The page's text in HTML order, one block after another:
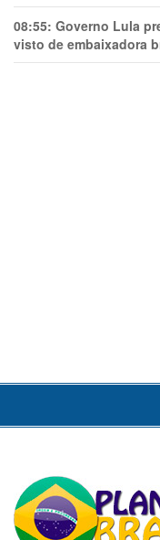
08:55: Governo Lula
visto de embaixadora